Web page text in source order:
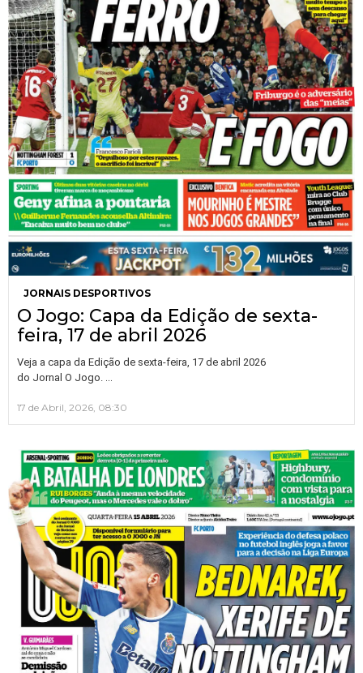
JORNAIS DESPORTIVOS
O Jogo: Capa da Edição de sexta-
feira, 17 de abril 2026
Veja a capa da Edição de sexta-feira, 17 de abril 2026
do Jornal O Jogo.
17 de Abril, 2026, 08:30